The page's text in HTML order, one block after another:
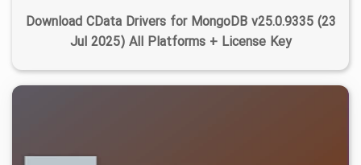
Download CData Drivers for MongoDB v25.0.9335 (23
Jul 2025) All Platforms + License Key